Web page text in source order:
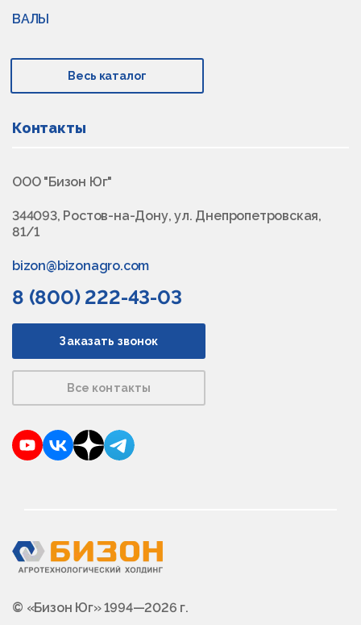
ВАЛЫ
Весь каталог
Контакты
ООО "Бизон Юг"
344093, Ростов-на-Дону, ул. Днепропетровская,
81/1
bizon@bizonagro.com
8 (800) 222-43-03
Заказать звонок
Все контакты
YouTubeVKontakte
DzenTelegram
© «Бизон Юг» 1994—2026 г.